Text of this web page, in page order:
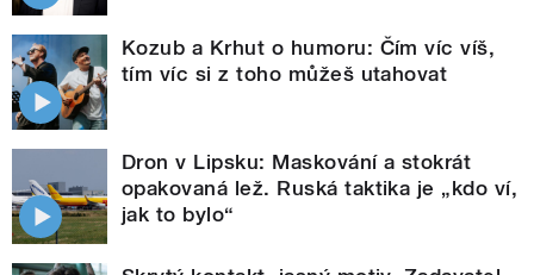
Kozub a Krhut o humoru: Čím víc víš,
tím víc si z toho můžeš utahovat
Dron v Lipsku: Maskování a stokrát
opakovaná lež. Ruská taktika je „kdo ví,
jak to bylo“